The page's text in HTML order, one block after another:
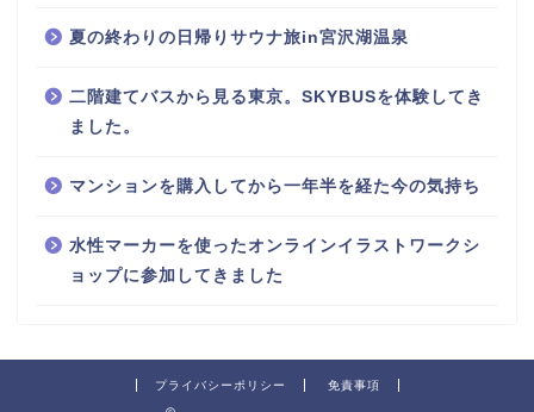
夏の終わりの日帰りサウナ旅in宮沢湖温泉
二階建てバスから見る東京。SKYBUSを体験してき
ました。
マンションを購入してから一年半を経た今の気持ち
水性マーカーを使ったオンラインイラストワークシ
ョップに参加してきました
プライバシーポリシー 免責事項